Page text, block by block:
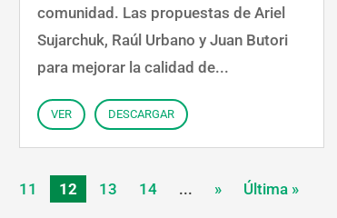
comunidad. Las propuestas de Ariel
Sujarchuk, Raúl Urbano y Juan Butori
para mejorar la calidad de...
VER DESCARGAR
11 12 13 14 ... » Última »